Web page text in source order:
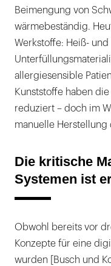
Beimengung von
wärmebeständig.
Werkstoffe: Heiß-
allergiesensible
Kunststoffe haben
reduziert – doch im
manuelle Herstellung
Die kritische
Systemen ist
Obwohl bereits vor
Konzepte für eine
wurden [Busch und